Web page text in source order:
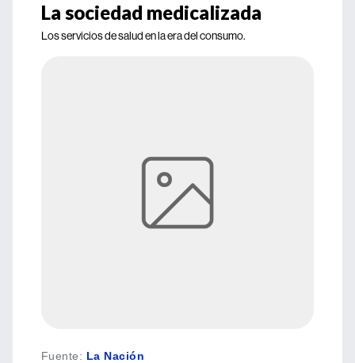
La sociedad medicalizada
Los servicios de salud en la era del consumo.
Fuente: La Nación